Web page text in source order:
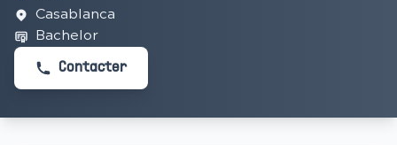
Casablanca
Bachelor
Contacter